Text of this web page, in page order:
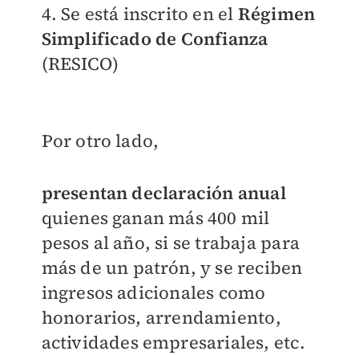
4. Se está inscrito en el Régimen
Simplificado de Confianza
(RESICO)
Por otro lado,
presentan declaración anual
quienes ganan más 400 mil
pesos al año, si se trabaja para
más de un patrón, y se reciben
ingresos adicionales como
honorarios, arrendamiento,
actividades empresariales, etc.